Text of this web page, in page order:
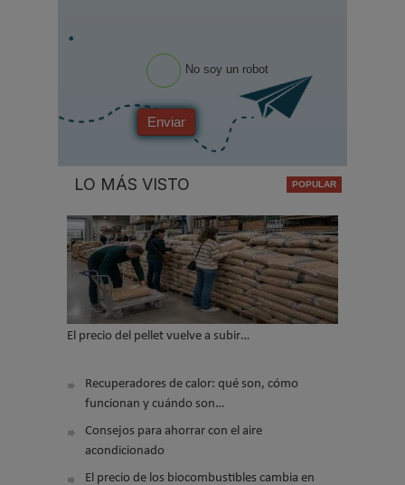
*
No soy un robot
Enviar
LO MÁS VISTO
El precio del pellet vuelve a subir…
Recuperadores de calor: qué son, cómo
funcionan y cuándo son…
Consejos para ahorrar con el aire
acondicionado
El precio de los biocombustibles cambia en